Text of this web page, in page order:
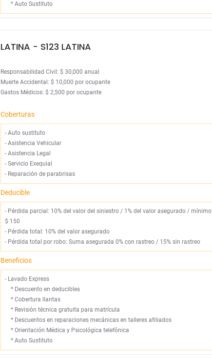
*Auto Sustituto
LATINA - S123 LATINA
Responsabilidad Civil: $ 30,000 anual
Muerte Accidental: $ 10,000 por ocupante
Gastos Médicos: $ 2,500 por ocupante
Coberturas
-Auto sustituto
-Asistencia Vehicular
-Asistencia Legal
-Servicio Exequial
- Reparación de parabrisas
Deducible
- Pérdida parcial: 10% del valor del siniestro / 1% del valor asegurado / mínimo
$ 150
- Pérdida total: 10% del valor asegurado
- Pérdida total por robo: Suma asegurada 0% con rastreo / 15% sin rastreo
Beneficios
- Lavado Express
* Descuento en deducibles
*Cobertura llantas
* Revisión técnica gratuita para matrícula
* Descuentos en reparaciones mecánicas en talleres afiliados
*Orientación Médica y Psicológica telefónica
*Auto Sustituto